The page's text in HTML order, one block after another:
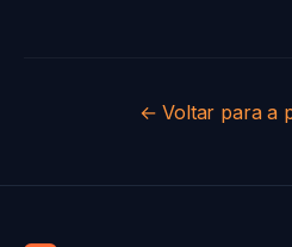
← Voltar para a